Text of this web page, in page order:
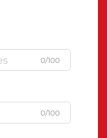
0/100
0/100